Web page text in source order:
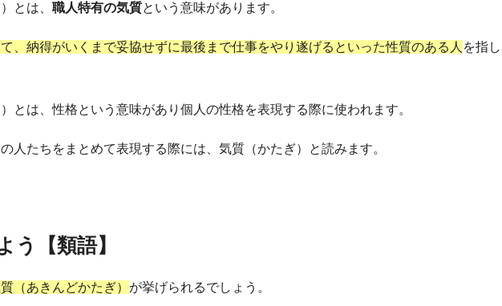
とは、 職人特有の気質という意味があります。
、納得がいくまで妥協せずに最後まで仕事をやり遂げるといった性質のある人 を指し
とは、性格という意味があり個人の性格を表現する際に使われます。
人たちをまとめて表現する際には、気質（かたぎ）と読みます。
う【類語】
（あきんどかたぎ） が挙げられるでしょう。